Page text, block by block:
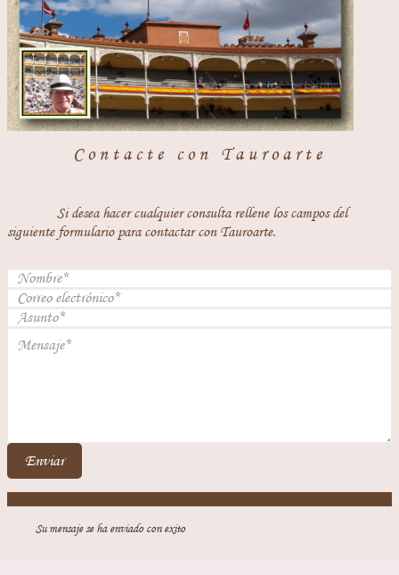
Contacte con Tauroarte
Si desea hacer cualquier consulta rellene los campos del
siguiente formulario para contactar con Tauroarte.
Enviar
Su mensaje se ha enviado con exito